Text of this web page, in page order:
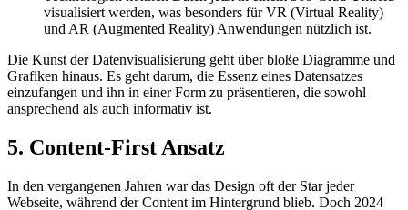
visualisiert werden, was besonders für VR (Virtual Reality)
und AR (Augmented Reality) Anwendungen nützlich ist.
Die Kunst der Datenvisualisierung geht über bloße Diagramme und
Grafiken hinaus. Es geht darum, die Essenz eines Datensatzes
einzufangen und ihn in einer Form zu präsentieren, die sowohl
ansprechend als auch informativ ist.
5. Content-First Ansatz
In den vergangenen Jahren war das Design oft der Star jeder
Webseite, während der Content im Hintergrund blieb. Doch 2024